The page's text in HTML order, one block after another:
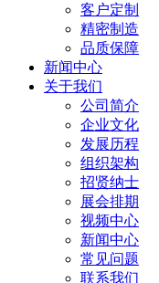
客户定制
精密制造
品质保障
新闻中心
关于我们
公司简介
企业文化
发展历程
组织架构
招贤纳士
展会排期
视频中心
新闻中心
常见问题
联系我们